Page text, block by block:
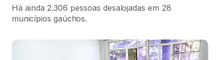
Há ainda 2.306 pessoas desalojadas em 28
municípios gaúchos.